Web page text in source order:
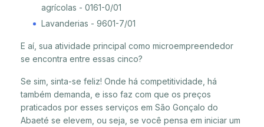
agrícolas - 0161-0/01
Lavanderias - 9601-7/01
E aí, sua atividade principal como microempreendedor
se encontra entre essas cinco?
Se sim, sinta-se feliz! Onde há competitividade, há
também demanda, e isso faz com que os preços
praticados por esses serviços em São Gonçalo do
Abaeté se elevem, ou seja, se você pensa em iniciar um